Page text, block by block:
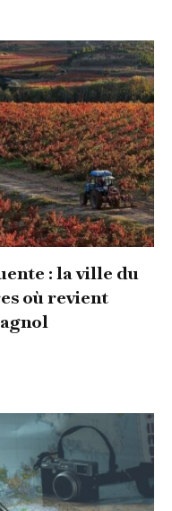
: la ville du
où revient